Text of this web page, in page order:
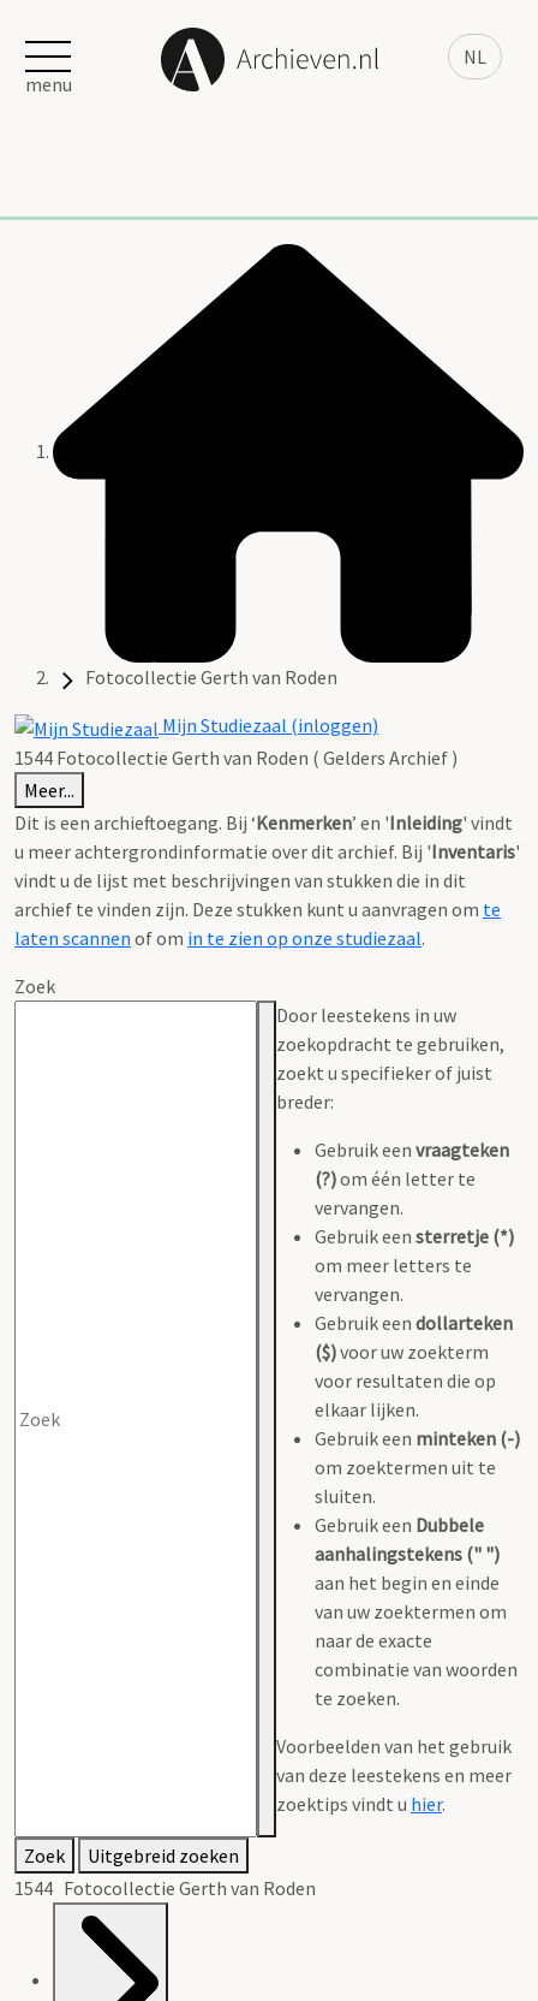
NL
menu
Fotocollectie Gerth van Roden
Mijn Studiezaal (inloggen)
1544 Fotocollectie Gerth van Roden ( Gelders Archief )
Meer...
Dit is een archieftoegang. Bij ‘Kenmerken’ en 'Inleiding' vindt
u meer achtergrondinformatie over dit archief. Bij 'Inventaris'
vindt u de lijst met beschrijvingen van stukken die in dit
archief te vinden zijn. Deze stukken kunt u aanvragen om te
laten scannen of om in te zien op onze studiezaal.
Zoek
Door leestekens in uw
zoekopdracht te gebruiken,
zoekt u specifieker of juist
breder:
Gebruik een vraagteken
(?)om één letter te
vervangen.
Gebruik een sterretje (*)
om meer letters te
vervangen.
Gebruik een dollarteken
($)voor uw zoekterm
voor resultaten die op
elkaar lijken.
Gebruik een minteken (-)
om zoektermen uit te
sluiten.
Gebruik een Dubbele
aanhalingstekens (" ")
aan het begin en einde
van uw zoektermen om
naar de exacte
combinatie van woorden
te zoeken.
Voorbeelden van het gebruik
van deze leestekens en meer
zoektips vindt u hier.
Zoek
Uitgebreid zoeken
1544 Fotocollectie Gerth van Roden